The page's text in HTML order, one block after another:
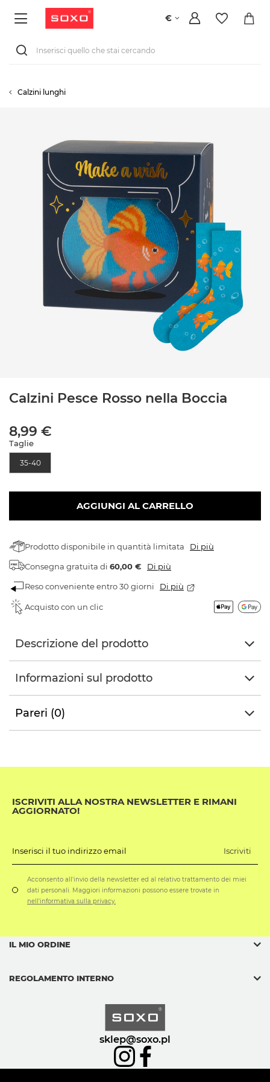
€
Calzini lunghi
Calzini Pesce Rosso nella Boccia
8,99 €
Taglie
35-40
AGGIUNGI AL CARRELLO
Prodotto disponibile in quantità limitata Di più
Consegna gratuita di 60,00 € Di più
Reso conveniente entro 30 giorni Di più
Acquisto con un clic
Descrizione del prodotto
Informazioni sul prodotto
Pareri (0)
ISCRIVITI ALLA NOSTRA NEWSLETTER E RIMANI
AGGIORNATO!
Inserisci il tuo indirizzo email Iscriviti
Acconsento all'invio della newsletter ed al relativo trattamento dei miei
dati personali. Maggiori informazioni possono essere trovate in
nell'informativa sulla privacy.
sklep@soxo.pl
IL MIO ORDINE
REGOLAMENTO INTERNO